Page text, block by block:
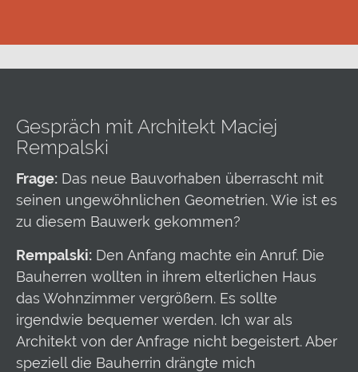
Gespräch mit Architekt Maciej
Rempalski
Frage: Das neue Bauvorhaben überrascht mit
seinen ungewöhnlichen Geometrien. Wie ist es
zu diesem Bauwerk gekommen?
Rempalski: Den Anfang machte ein Anruf. Die
Bauherren wollten in ihrem elterlichen Haus
das Wohnzimmer vergrößern. Es sollte
irgendwie bequemer werden. Ich war als
Architekt von der Anfrage nicht begeistert. Aber
speziell die Bauherrin drängte mich